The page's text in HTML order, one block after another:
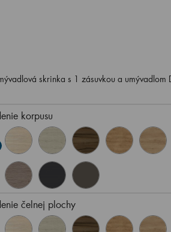
skrinka s 1 zásuvkou a umývadlom
korpusu
čelnej plochy